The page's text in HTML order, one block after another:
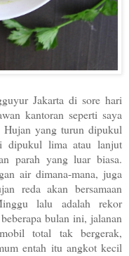
Jakarta di sore hari
kantoran seperti saya
Hujan yang turun dipukul
dipukul lima atau lanjut
parah yang luar biasa.
air dimana-mana, juga
reda akan bersamaan
lalu adalah rekor
bulan ini, jalanan
total tak bergerak,
entah itu angkot kecil